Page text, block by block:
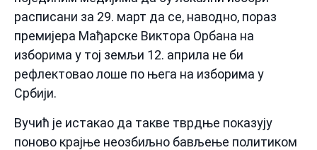
расписани за 29. март да се, наводно, пораз
премијера Мађарске Виктора Орбана на
изборима у тој земљи 12. априла не би
рефлектовао лоше по њега на изборима у
Србији.
Вучић је истакао да такве тврдње показују
поново крајње неозбиљно бављење политиком